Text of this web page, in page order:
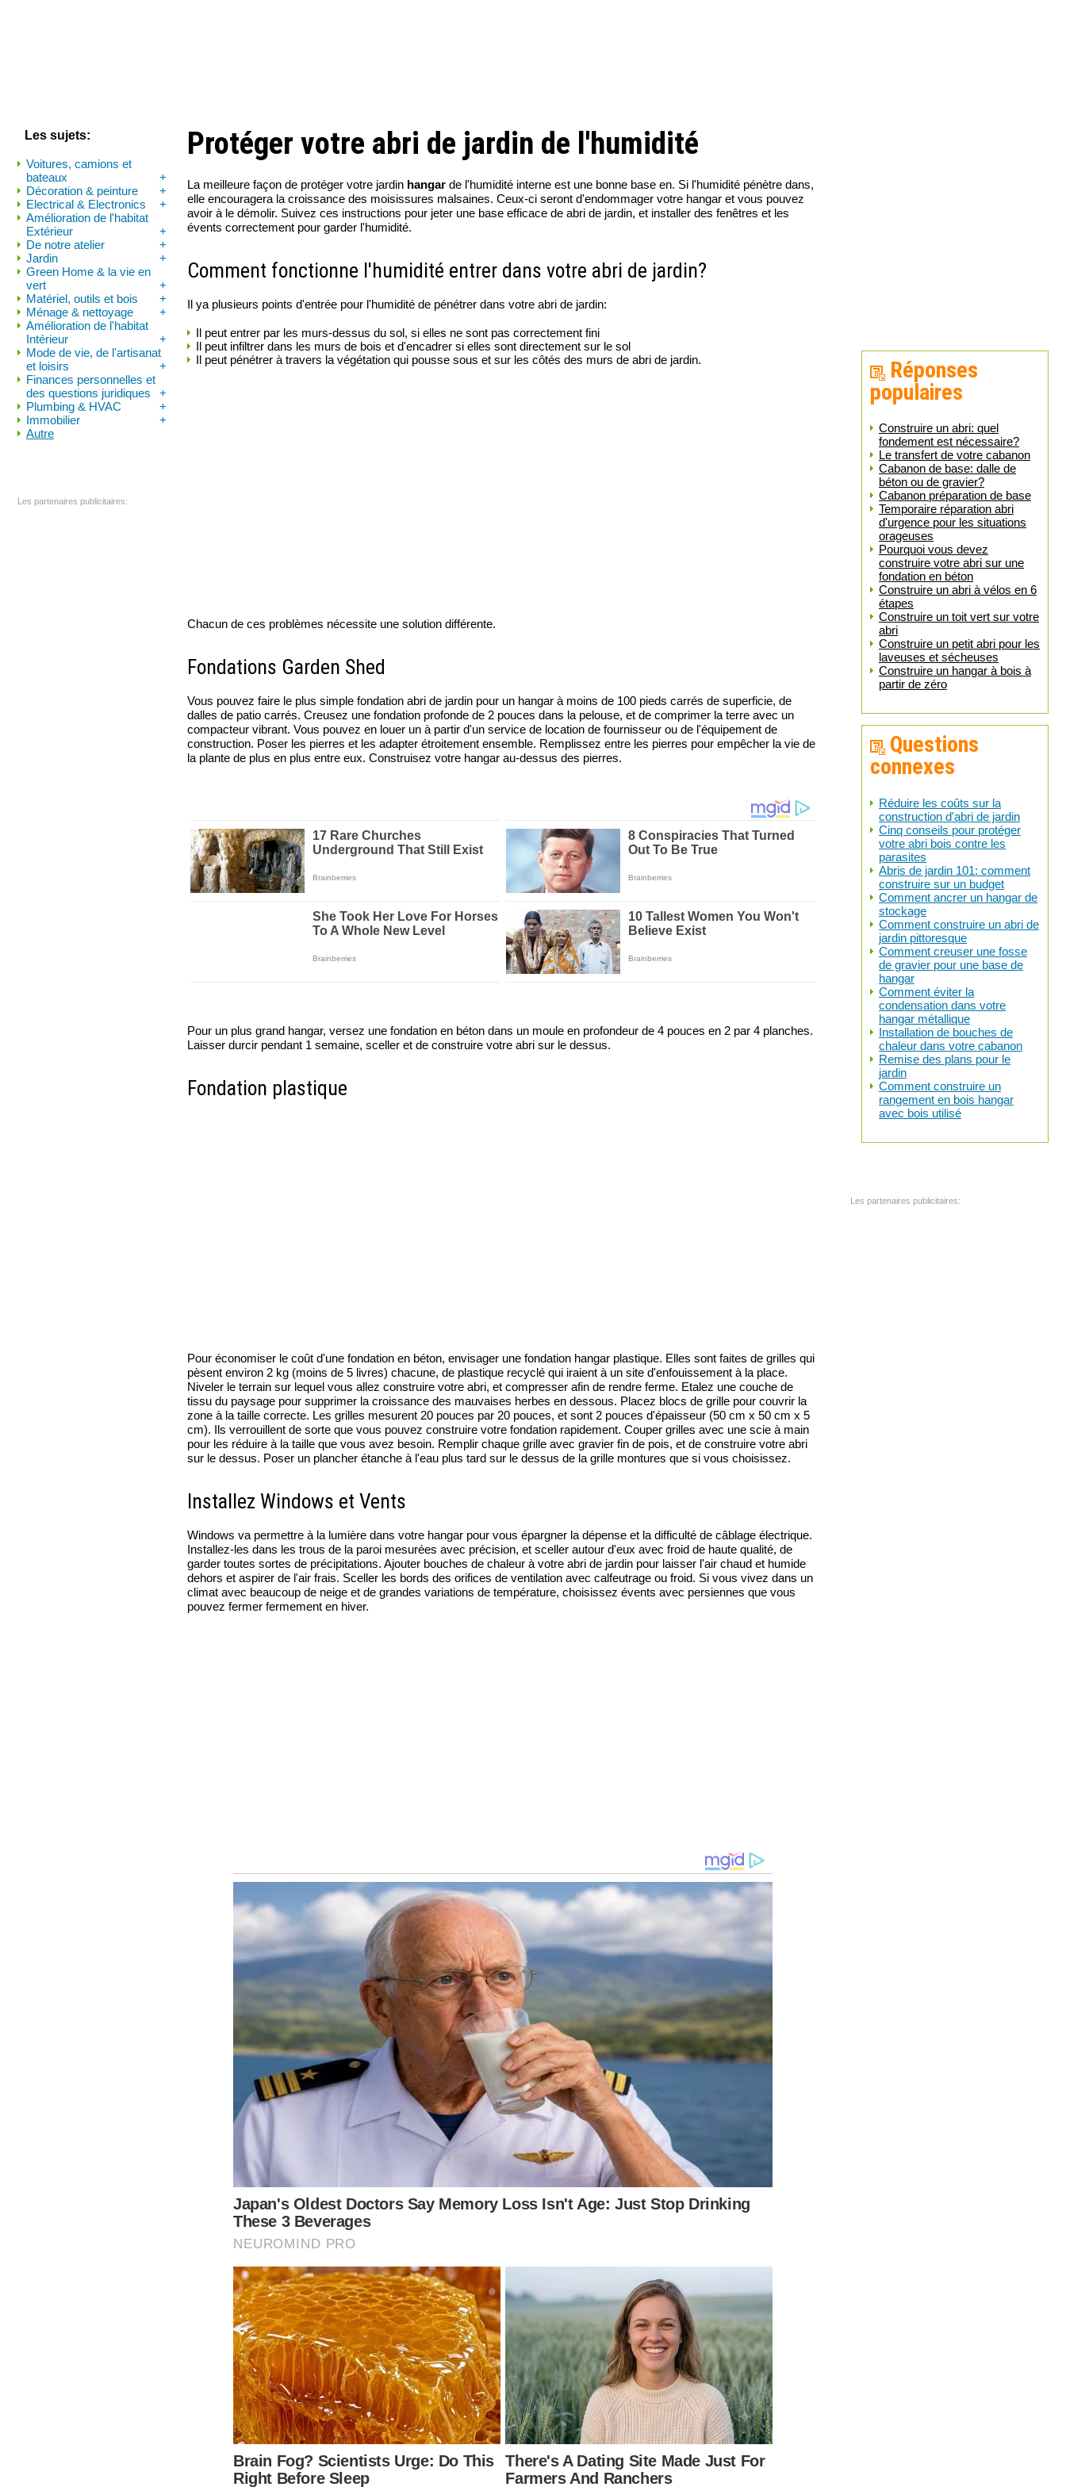
Les sujets:
Voitures, camions et
bateaux
+
Décoration & peinture
+
Electrical & Electronics
+
Amélioration de l'habitat
Extérieur
+
De notre atelier
+
Jardin
+
Green Home & la vie en
vert
+
Matériel, outils et bois
+
Ménage & nettoyage
+
Amélioration de l'habitat
Intérieur
+
Mode de vie, de l'artisanat
et loisirs
+
Finances personnelles et
des questions juridiques
+
Plumbing & HVAC
+
Immobilier
+
Autre
Les partenaires publicitaires:
Réponses
populaires
Construire un abri: quel
fondement est nécessaire?
Le transfert de votre cabanon
Cabanon de base: dalle de
béton ou de gravier?
Cabanon préparation de base
Temporaire réparation abri
d'urgence pour les situations
orageuses
Pourquoi vous devez
construire votre abri sur une
fondation en béton
Construire un abri à vélos en 6
étapes
Construire un toit vert sur votre
abri
Construire un petit abri pour les
laveuses et sécheuses
Construire un hangar à bois à
partir de zéro
Questions
connexes
Réduire les coûts sur la
construction d'abri de jardin
Cinq conseils pour protéger
votre abri bois contre les
parasites
Abris de jardin 101: comment
construire sur un budget
Comment ancrer un hangar de
stockage
Comment construire un abri de
jardin pittoresque
Comment creuser une fosse
de gravier pour une base de
hangar
Comment éviter la
condensation dans votre
hangar métallique
Installation de bouches de
chaleur dans votre cabanon
Remise des plans pour le
jardin
Comment construire un
rangement en bois hangar
avec bois utilisé
Les partenaires publicitaires:
Protéger votre abri de jardin de l'humidité
La meilleure façon de protéger votre jardin hangar de l'humidité interne est une bonne base en. Si l'humidité pénètre dans,
elle encouragera la croissance des moisissures malsaines. Ceux-ci seront d'endommager votre hangar et vous pouvez
avoir à le démolir. Suivez ces instructions pour jeter une base efficace de abri de jardin, et installer des fenêtres et les
évents correctement pour garder l'humidité.
Comment fonctionne l'humidité entrer dans votre abri de jardin?
Il ya plusieurs points d'entrée pour l'humidité de pénétrer dans votre abri de jardin:
Il peut entrer par les murs-dessus du sol, si elles ne sont pas correctement fini
Il peut infiltrer dans les murs de bois et d'encadrer si elles sont directement sur le sol
Il peut pénétrer à travers la végétation qui pousse sous et sur les côtés des murs de abri de jardin.
Chacun de ces problèmes nécessite une solution différente.
Fondations Garden Shed
Vous pouvez faire le plus simple fondation abri de jardin pour un hangar à moins de 100 pieds carrés de superficie, de
dalles de patio carrés. Creusez une fondation profonde de 2 pouces dans la pelouse, et de comprimer la terre avec un
compacteur vibrant. Vous pouvez en louer un à partir d'un service de location de fournisseur ou de l'équipement de
construction. Poser les pierres et les adapter étroitement ensemble. Remplissez entre les pierres pour empêcher la vie de
la plante de plus en plus entre eux. Construisez votre hangar au-dessus des pierres.
Pour un plus grand hangar, versez une fondation en béton dans un moule en profondeur de 4 pouces en 2 par 4 planches.
Laisser durcir pendant 1 semaine, sceller et de construire votre abri sur le dessus.
Fondation plastique
Pour économiser le coût d'une fondation en béton, envisager une fondation hangar plastique. Elles sont faites de grilles qui
pèsent environ 2 kg (moins de 5 livres) chacune, de plastique recyclé qui iraient à un site d'enfouissement à la place.
Niveler le terrain sur lequel vous allez construire votre abri, et compresser afin de rendre ferme. Etalez une couche de
tissu du paysage pour supprimer la croissance des mauvaises herbes en dessous. Placez blocs de grille pour couvrir la
zone à la taille correcte. Les grilles mesurent 20 pouces par 20 pouces, et sont 2 pouces d'épaisseur (50 cm x 50 cm x 5
cm). Ils verrouillent de sorte que vous pouvez construire votre fondation rapidement. Couper grilles avec une scie à main
pour les réduire à la taille que vous avez besoin. Remplir chaque grille avec gravier fin de pois, et de construire votre abri
sur le dessus. Poser un plancher étanche à l'eau plus tard sur le dessus de la grille montures que si vous choisissez.
Installez Windows et Vents
Windows va permettre à la lumière dans votre hangar pour vous épargner la dépense et la difficulté de câblage électrique.
Installez-les dans les trous de la paroi mesurées avec précision, et sceller autour d'eux avec froid de haute qualité, de
garder toutes sortes de précipitations. Ajouter bouches de chaleur à votre abri de jardin pour laisser l'air chaud et humide
dehors et aspirer de l'air frais. Sceller les bords des orifices de ventilation avec calfeutrage ou froid. Si vous vivez dans un
climat avec beaucoup de neige et de grandes variations de température, choisissez évents avec persiennes que vous
pouvez fermer fermement en hiver.